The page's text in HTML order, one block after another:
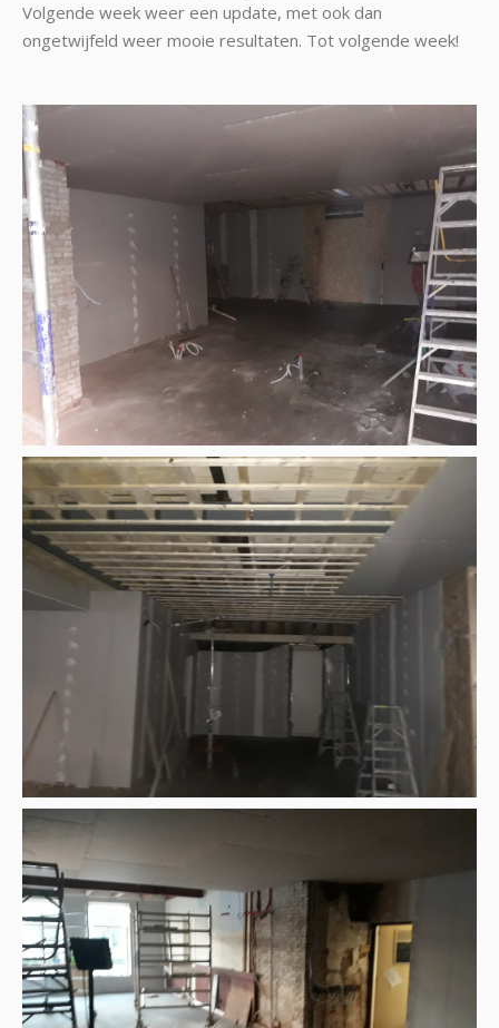
Volgende week weer een update, met ook dan
ongetwijfeld weer mooie resultaten. Tot volgende week!